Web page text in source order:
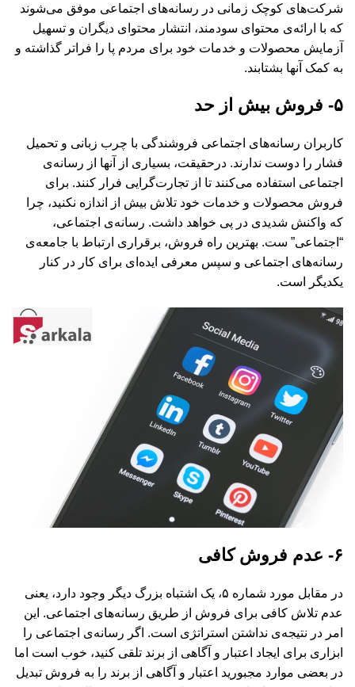
شرکت‌های کوچک زمانی در رسانه‌های اجتماعی موفق می‌شوند
که با ارائه‌ی محتوای سودمند، انتشار محتوای دیگران و تسهیل
آزمایش محصولات و خدمات خود برای مردم پا را فراتر گذاشته و
به کمک آنها بشتابند.
۵- فروش بیش از حد
کاربران رسانه‌های اجتماعی فروشندگی با چرب زبانی و تحمیل
فشار را دوست ندارند. درحقیقت، بسیاری از آنها از رسانه‌ی
اجتماعی استفاده می‌کنند تا از تجارت‌گرایی فرار کنند. برای
فروش محصولات و خدمات خود تلاش بیش از اندازه نکنید، چرا
که واکنش شدیدی در پی خواهد داشت. رسانه‌ی اجتماعی،
“اجتماعی” ست. بهترین راه فروش، برقراری ارتباط با جامعه‌ی
رسانه‌های اجتماعی و سپس معرفی ایده‌ای برای کار در کنار
یکدیگر است.
۶- عدم فروش کافی
در مقابل مورد شماره ۵، یک اشتباه بزرگ دیگر وجود دارد، یعنی
عدم تلاش کافی برای فروش از طریق رسانه‌های اجتماعی. این
امر در نتیجه‌ی نداشتن استراتژی است. اگر رسانه‌ی اجتماعی را
ابزاری برای ایجاد اعتبار و آگاهی از برند تلقی کنید، خوب است اما
در بعضی موارد مجبورید اعتبار و آگاهی از برند را به فروش تبدیل